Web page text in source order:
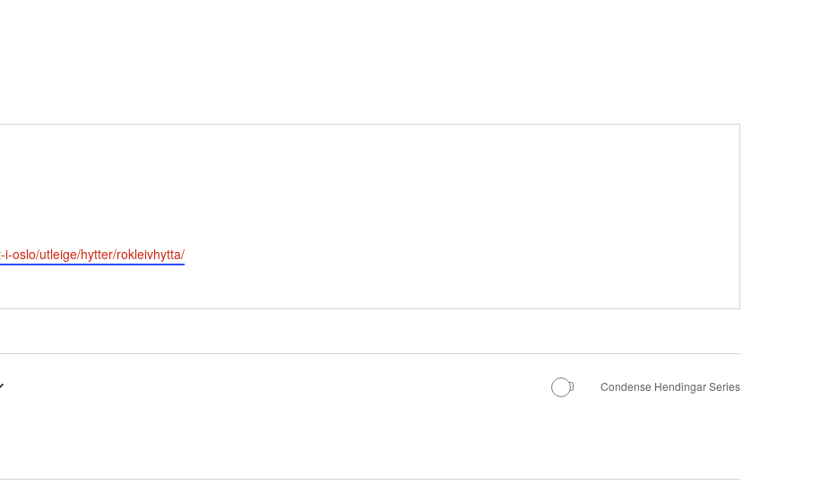
oslo/utleige/hytter/rokleivhytta/
Condense Hendingar Series